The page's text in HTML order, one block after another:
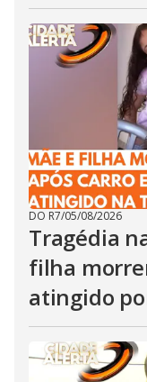
DO R7/05/08/2026
Tragédia
filha
atingido